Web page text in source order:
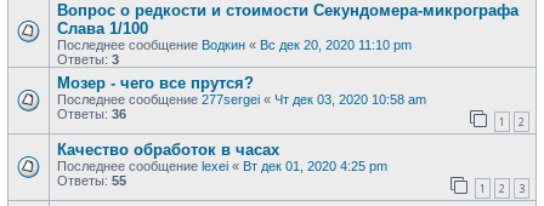
Вопрос о редкости и стоимости Секундомера-микрографа
Слава 1/100
Последнее сообщение Водкин « Вс дек 20, 2020 11:10 pm
Ответы: 3
Мозер - чего все прутся?
Последнее сообщение 277sergei « Чт дек 03, 2020 10:58 am
Ответы: 36 1 2
Качество обработок в часах
Последнее сообщение lexei « Вт дек 01, 2020 4:25 pm
Ответы: 55 1 2 3